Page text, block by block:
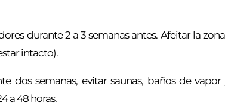
durante 2 a 3 semanas antes. Afeitar la
intacto).
dos semanas, evitar saunas, baños de vapor
a 48 horas.